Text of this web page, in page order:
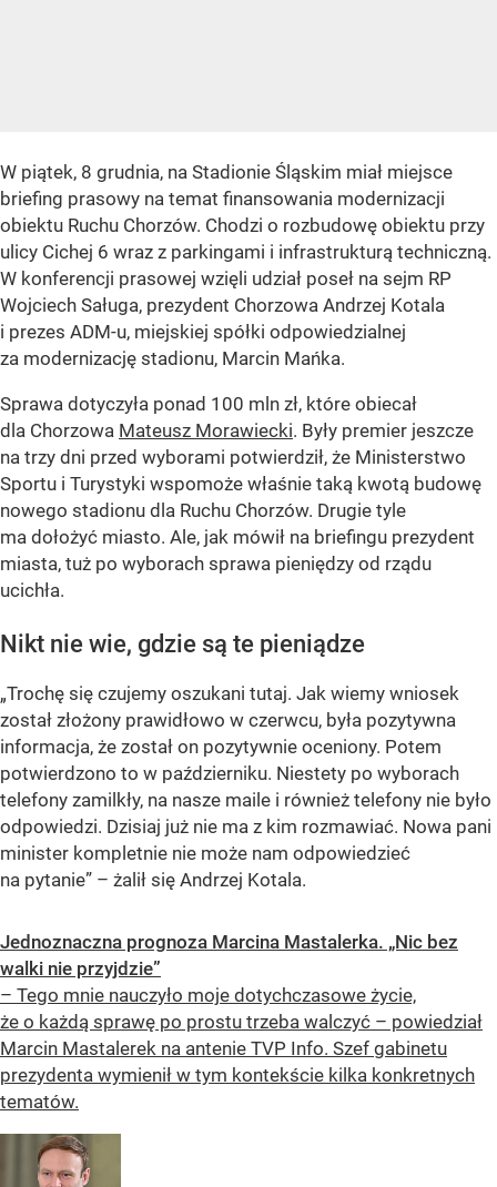
W piątek, 8 grudnia, na Stadionie Śląskim miał miejsce
briefing prasowy na temat finansowania modernizacji
obiektu Ruchu Chorzów. Chodzi o rozbudowę obiektu przy
ulicy Cichej 6 wraz z parkingami i infrastrukturą techniczną.
W konferencji prasowej wzięli udział poseł na sejm RP
Wojciech Saługa, prezydent Chorzowa Andrzej Kotala
i prezes ADM-u, miejskiej spółki odpowiedzialnej
za modernizację stadionu, Marcin Mańka.
Sprawa dotyczyła ponad 100 mln zł, które obiecał
dla Chorzowa Mateusz Morawiecki. Były premier jeszcze
na trzy dni przed wyborami potwierdził, że Ministerstwo
Sportu i Turystyki wspomoże właśnie taką kwotą budowę
nowego stadionu dla Ruchu Chorzów. Drugie tyle
ma dołożyć miasto. Ale, jak mówił na briefingu prezydent
miasta, tuż po wyborach sprawa pieniędzy od rządu
ucichła.
Nikt nie wie, gdzie są te pieniądze
„Trochę się czujemy oszukani tutaj. Jak wiemy wniosek
został złożony prawidłowo w czerwcu, była pozytywna
informacja, że został on pozytywnie oceniony. Potem
potwierdzono to w październiku. Niestety po wyborach
telefony zamilkły, na nasze maile i również telefony nie było
odpowiedzi. Dzisiaj już nie ma z kim rozmawiać. Nowa pani
minister kompletnie nie może nam odpowiedzieć
na pytanie” – żalił się Andrzej Kotala.
Jednoznaczna prognoza Marcina Mastalerka. „Nic bez
walki nie przyjdzie”
– Tego mnie nauczyło moje dotychczasowe życie,
że o każdą sprawę po prostu trzeba walczyć – powiedział
Marcin Mastalerek na antenie TVP Info. Szef gabinetu
prezydenta wymienił w tym kontekście kilka konkretnych
tematów.